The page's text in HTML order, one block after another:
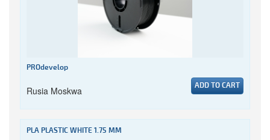
PROdevelop
Rusia Moskwa ADD TO CART
PLA PLASTIC WHITE 1.75 MM